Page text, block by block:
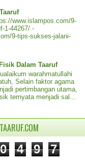
www.islampos.com/9-
1-44267/ -
9-tips-sukses-jalani-
Dalam Taaruf
warahmatullahi
Selain faktor agama
pertimbangan utama,
ternyata menjadi sal...
0 4 9 7